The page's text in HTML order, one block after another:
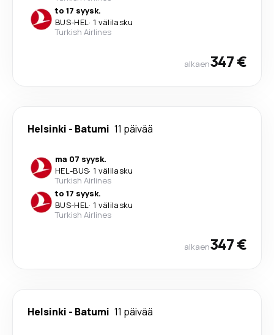
to 17 syysk.
BUS-HEL· 1 välilasku
Turkish Airlines
alkaen347 €
Helsinki - Batumi 11 päivää
ma 07 syysk.
HEL-BUS· 1 välilasku
Turkish Airlines
to 17 syysk.
BUS-HEL· 1 välilasku
Turkish Airlines
alkaen347 €
Helsinki - Batumi 11 päivää